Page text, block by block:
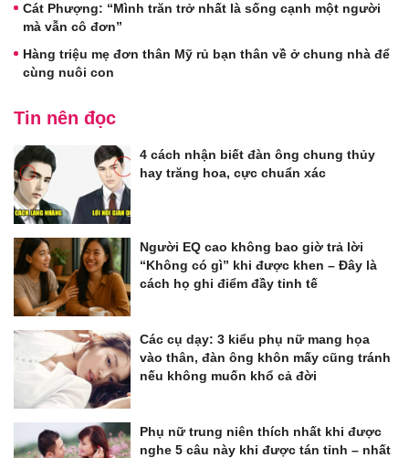
Cát Phượng: “Mình trăn trở nhất là sống cạnh một người
mà vẫn cô đơn”
Hàng triệu mẹ đơn thân Mỹ rủ bạn thân về ở chung nhà để
cùng nuôi con
Tin nên đọc
4 cách nhận biết đàn ông chung thủy
hay trăng hoa, cực chuẩn xác
Người EQ cao không bao giờ trả lời
“Không có gì” khi được khen – Đây là
cách họ ghi điểm đầy tinh tế
Các cụ dạy: 3 kiểu phụ nữ mang họa
vào thân, đàn ông khôn mấy cũng tránh
nếu không muốn khổ cả đời
Phụ nữ trung niên thích nhất khi được
nghe 5 câu này khi được tán tỉnh – nhất